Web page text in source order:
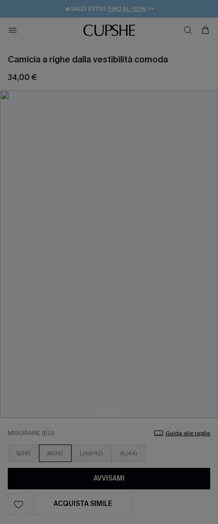
🔥SALDI ESTIVI: FINO AL -50%>>
🚚SPEDIZIONE GRATUITA DA 49€
💌REGALO PER I NUOVI: 20% DI SCONTO*
Camicia a righe dalla vestibilità comoda
34,00 €
MISURARE (EU) Guida alle taglie
S(36) M(38) L(40/42) XL(44)
AVVISAMI
ACQUISTA SIMILE